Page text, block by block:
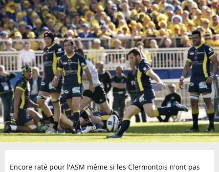
Encore raté pour l'ASM même si les Clermontois n'ont pas